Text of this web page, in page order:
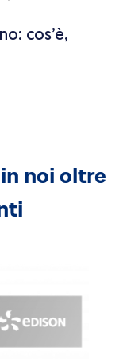
cos’è,
noi oltre